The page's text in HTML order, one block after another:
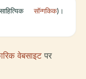
सॉन्गकिक)।
वेबसाइट पर